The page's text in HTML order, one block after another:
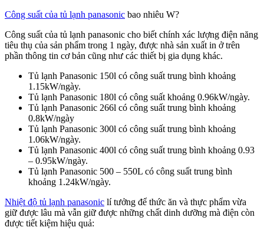
Công suất của tủ lạnh panasonic bao nhiêu W?
Công suất của tủ lạnh panasonic cho biết chính xác lượng điện năng
tiêu thụ của sản phẩm trong 1 ngày, được nhà sản xuất in ở trên
phần thông tin cơ bản cũng như các thiết bị gia dụng khác.
Tủ lạnh Panasonic 150l có công suất trung bình khoảng
1.15kW/ngày.
Tủ lạnh Panasonic 180l có công suất khoảng 0.96kW/ngày.
Tủ lạnh Panasonic 266l có công suất trung bình khoảng
0.8kW/ngày
Tủ lạnh Panasonic 300l có công suất trung bình khoảng
1.06kW/ngày.
Tủ lạnh Panasonic 400l có công suất trung bình khoảng 0.93
– 0.95kW/ngày.
Tủ lạnh Panasonic 500 – 550L có công suất trung bình
khoảng 1.24kW/ngày.
Nhiệt độ tủ lạnh panasonic lí tưởng để thức ăn và thực phẩm vừa
giữ được lâu mà vẫn giữ được những chất dinh dưỡng mà điện còn
được tiết kiệm hiệu quả: